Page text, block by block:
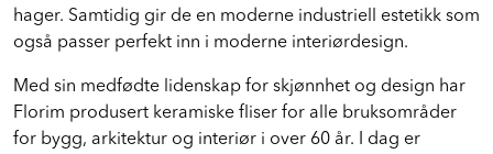
hager. Samtidig gir de en moderne industriell estetikk som
også passer perfekt inn i moderne interiørdesign.
Med sin medfødte lidenskap for skjønnhet og design har
Florim produsert keramiske fliser for alle bruksområder
for bygg, arkitektur og interiør i over 60 år. I dag er